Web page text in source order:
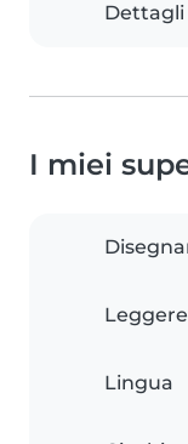
Dettagli
I miei
Leggere
Lingua